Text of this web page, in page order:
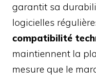
garantit sa
logicielles
compatibilité
maintiennent la
mesure que le